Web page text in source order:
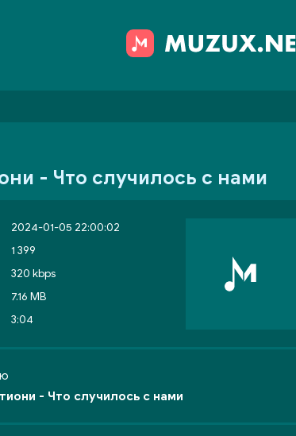
- Что случилось с нами
2024-01-05 22:00:02
1 399
320 kbps
7.16 MB
3:04
- Что случилось с нами